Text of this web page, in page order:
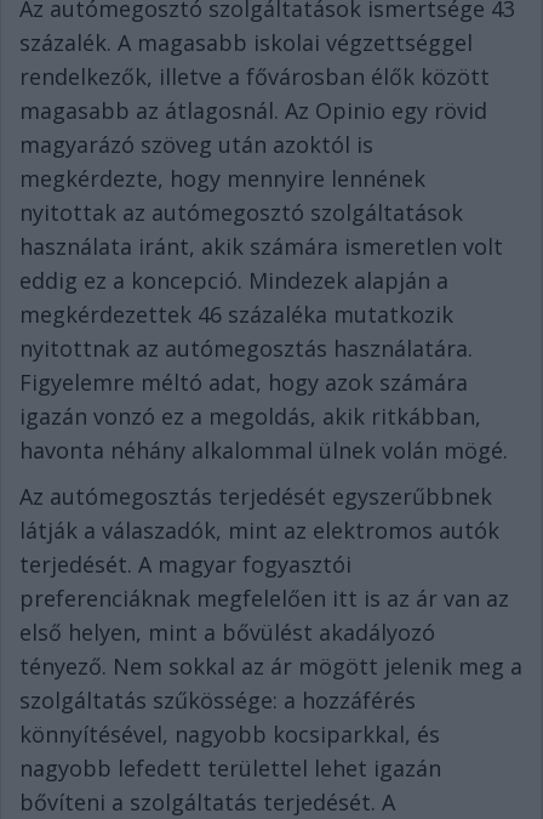
Az autómegosztó szolgáltatások ismertsége 43
százalék. A magasabb iskolai végzettséggel
rendelkezők, illetve a fővárosban élők között
magasabb az átlagosnál. Az Opinio egy rövid
magyarázó szöveg után azoktól is
megkérdezte, hogy mennyire lennének
nyitottak az autómegosztó szolgáltatások
használata iránt, akik számára ismeretlen volt
eddig ez a koncepció. Mindezek alapján a
megkérdezettek 46 százaléka mutatkozik
nyitottnak az autómegosztás használatára.
Figyelemre méltó adat, hogy azok számára
igazán vonzó ez a megoldás, akik ritkábban,
havonta néhány alkalommal ülnek volán mögé.
Az autómegosztás terjedését egyszerűbbnek
látják a válaszadók, mint az elektromos autók
terjedését. A magyar fogyasztói
preferenciáknak megfelelően itt is az ár van az
első helyen, mint a bővülést akadályozó
tényező. Nem sokkal az ár mögött jelenik meg a
szolgáltatás szűkössége: a hozzáférés
könnyítésével, nagyobb kocsiparkkal, és
nagyobb lefedett területtel lehet igazán
bővíteni a szolgáltatás terjedését. A